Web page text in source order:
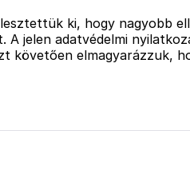
ki, hogy nagyobb
jelen adatvédelmi
követően elmagyarázzuk,